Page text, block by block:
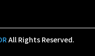
All Rights Reserved.